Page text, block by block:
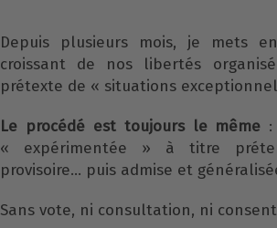
Depuis plusieurs mois, je mets
croissant de nos libertés
prétexte de « situations
Le procédé est toujours le même
« expérimentée » à titre
provisoire… puis admise et
Sans vote, ni consultation, ni